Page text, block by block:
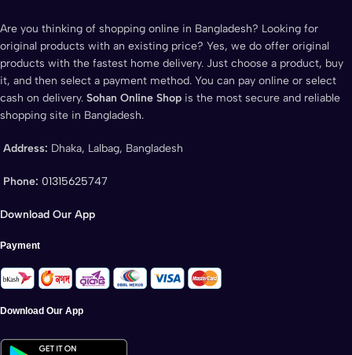
Are you thinking of shopping online in Bangladesh? Looking for
original products with an existing price? Yes, we do offer original
products with the fastest home delivery. Just choose a product, buy
it, and then select a payment method. You can pay online or select
cash on delivery. Sohan Online Shop is the most secure and reliable
shopping site in Bangladesh.
Address: Dhaka, Lalbag, Bangladesh
Phone: 01315625747
Download Our App
Payment
Download Our App